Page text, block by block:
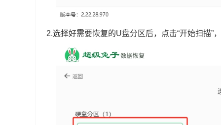
2.选择好需要恢复的U盘分区后，点击“开始扫描”